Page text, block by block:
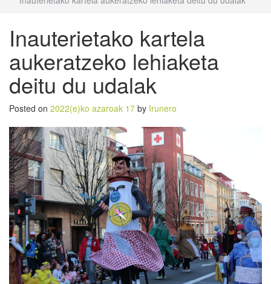
Inauterietako kartela
aukeratzeko lehiaketa
deitu du udalak
Posted on 2022(e)ko azaroak 17 by Irunero